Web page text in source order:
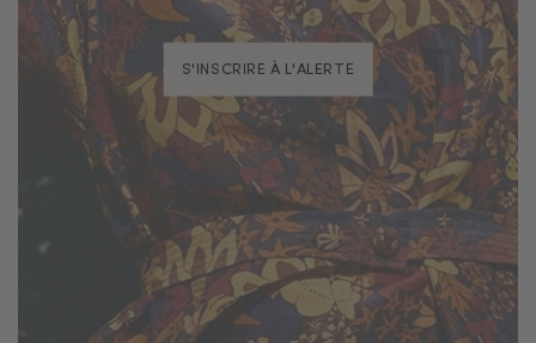
S'INSCRIRE À L'ALERTE